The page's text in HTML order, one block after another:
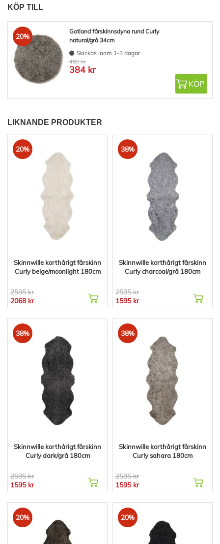
KÖP TILL
20%
Gotland fårskinnsdyna rund Curly
natural/grå 34cm
Skickas inom 1-3 dagar
480 kr
384 kr
KÖP
LIKNANDE PRODUKTER
20%
Skinnwille korthårigt fårskinn
Curly beige/moonlight 180cm
2585 kr
2068 kr
38%
Skinnwille korthårigt fårskinn
Curly charcoal/grå 180cm
2585 kr
1595 kr
38%
Skinnwille korthårigt fårskinn
Curly dark/grå 180cm
2585 kr
1595 kr
38%
Skinnwille korthårigt fårskinn
Curly sahara 180cm
2585 kr
1595 kr
20% 20%